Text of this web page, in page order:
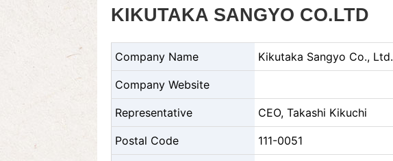
KIKUTAKA SANGYO CO.LTD
Company Name Kikutaka Sangyo Co., Ltd.
Company Website
Representative CEO, Takashi Kikuchi
Postal Code 111-0051